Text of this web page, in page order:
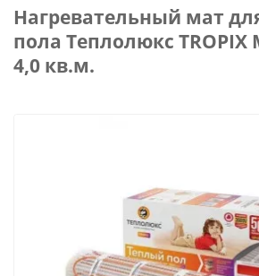
Нагревательный мат
пола Теплолюкс TROPIX
4,0 кв.м.